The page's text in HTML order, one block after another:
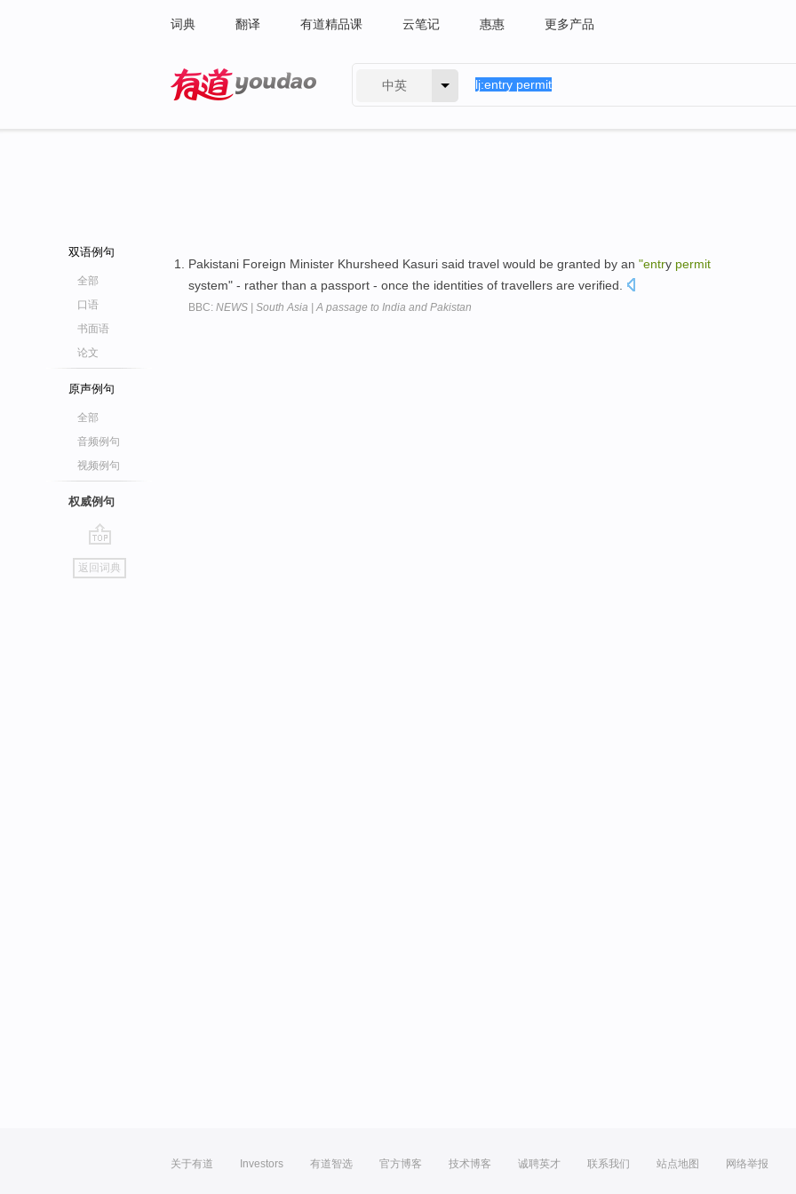
词典 翻译 有道精品课 云笔记 惠惠 更多产品
中英
双语例句
全部
口语
书面语
论文
原声例句
全部
音频例句
视频例句
权威例句
go
top
返回词典
Pakistani Foreign Minister Khursheed Kasuri said travel would be granted by an "entry permit
system" - rather than a passport - once the identities of travellers are verified.
BBC: NEWS | South Asia | A passage to India and Pakistan
关于有道 Investors 有道智选 官方博客 技术博客 诚聘英才 联系我们 站点地图 网络举报